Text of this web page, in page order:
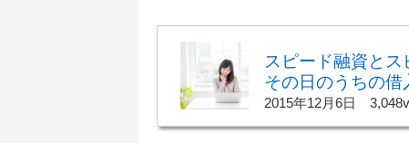
スピード融資とス
その日のうちの借
2015年12月6日